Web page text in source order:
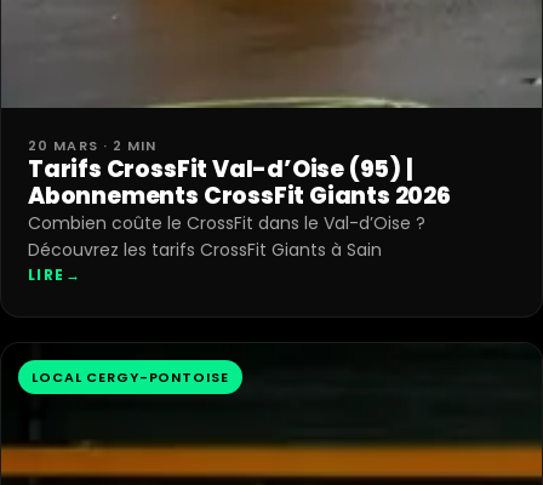
20 MARS · 2 MIN
Tarifs CrossFit Val-d’Oise (95) |
Abonnements CrossFit Giants 2026
Combien coûte le CrossFit dans le Val-d’Oise ?
Découvrez les tarifs CrossFit Giants à Sain
LIRE →
LOCAL CERGY-PONTOISE